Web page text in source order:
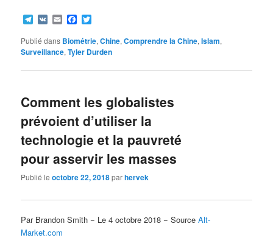
Telegram
VK EmailFacebook
Publié dans Biométrie,Chine,Comprendre la Chine,Islam,
Surveillance,Tyler Durden
Comment les globalistes
prévoient d’utiliser la
technologie et la pauvreté
pour asservir les masses
Publié leoctobre 22, 2018parhervek
Par Brandon Smith − Le 4 octobre 2018 − SourceAlt-
Market.com